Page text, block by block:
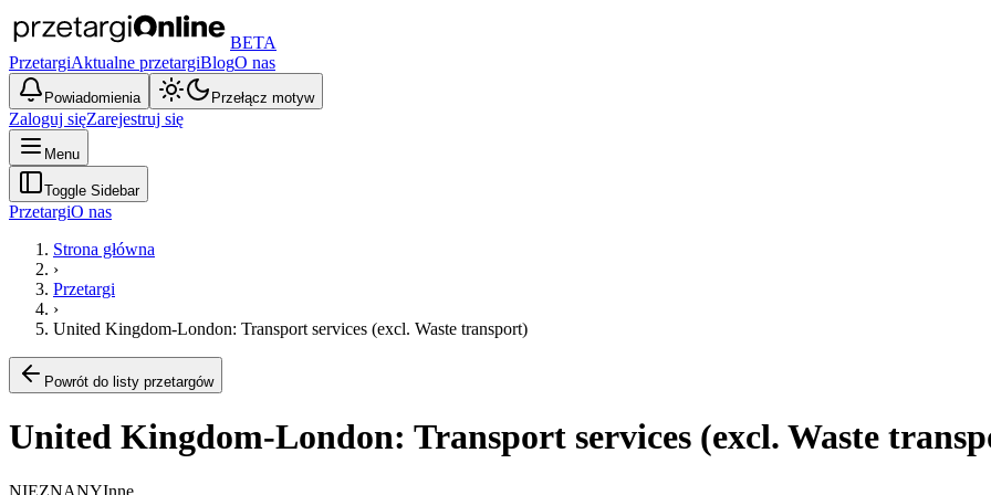
BETA
PrzetargiAktualne przetargiBlogO nas
Powiadomienia Przełącz motyw
Zaloguj sięZarejestruj się
Menu
Toggle Sidebar
PrzetargiO nas
Strona główna
›
Przetargi
›
United Kingdom-London: Transport services (excl. Waste transport)
Powrót do listy przetargów
United Kingdom-London: Transport services (excl. Waste
NIEZNANYInne